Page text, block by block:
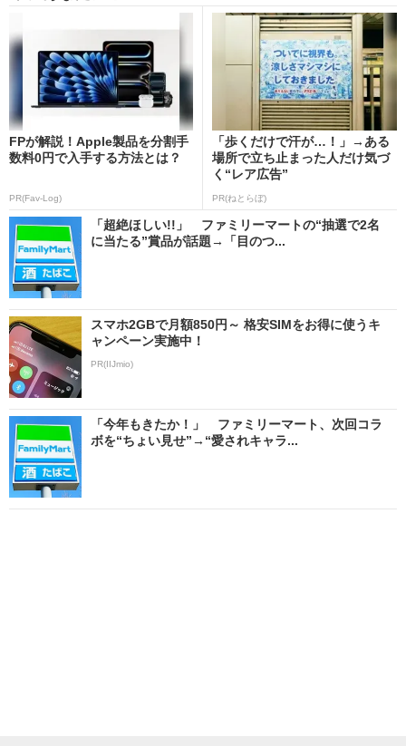
FPが解説！Apple製品を分割手
数料0円で入手する方法とは？
PR(Fav-Log)
「歩くだけで汗が…！」→ある
場所で立ち止まった人だけ気づ
く“レア広告”
PR(ねとらぼ)
「超絶ほしい!!」 ファミリーマートの“抽選で2名
に当たる”賞品が話題→「目のつ...
スマホ2GBで月額850円～ 格安SIMをお得に使うキ
ャンペーン実施中！
PR(IIJmio)
「今年もきたか！」 ファミリーマート、次回コラ
ボを“ちょい見せ”→“愛されキャラ...